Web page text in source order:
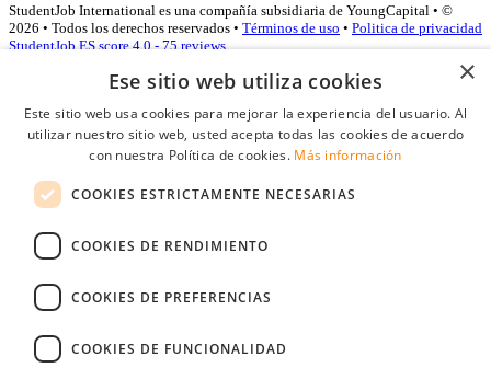
StudentJob International es una compañía subsidiaria de YoungCapital • ©
2026 • Todos los derechos reservados • Términos de uso • Politica de privacidad
StudentJob ES score 4.0 - 75 reviews
Acceso empresas
Contraseña
Recordarme
Conectarse
Registro gratuito empresas
×
Ese sitio web utiliza cookies
Este sitio web usa cookies para mejorar la experiencia del usuario. Al
utilizar nuestro sitio web, usted acepta todas las cookies de acuerdo
con nuestra Política de cookies. Más información
COOKIES ESTRICTAMENTE NECESARIAS
COOKIES DE RENDIMIENTO
COOKIES DE PREFERENCIAS
COOKIES DE FUNCIONALIDAD